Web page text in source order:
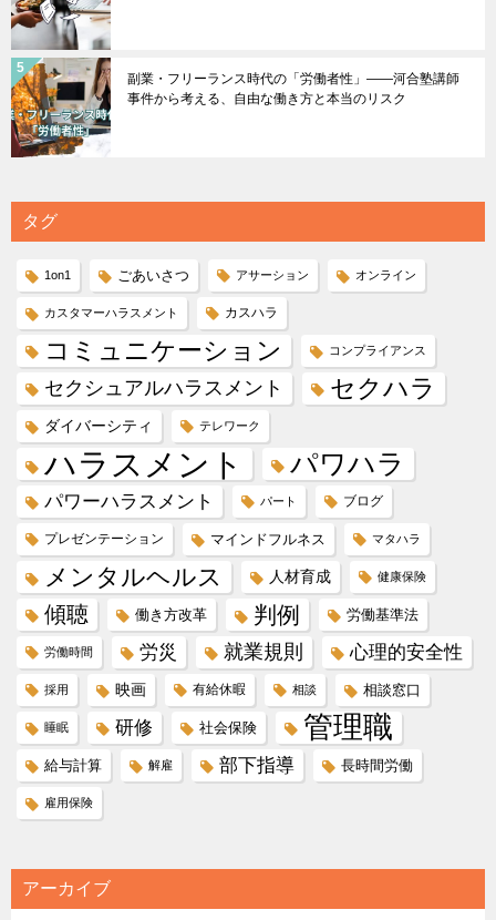
副業・フリーランス時代の「労働者性」――河合塾講師
事件から考える、自由な働き方と本当のリスク
タグ
1on1 ごあいさつ アサーション オンライン
カスタマーハラスメント カスハラ
コミュニケーション コンプライアンス
セクシュアルハラスメント セクハラ
ダイバーシティ テレワーク
ハラスメント パワハラ
パワーハラスメント パート ブログ
プレゼンテーション マインドフルネス マタハラ
メンタルヘルス 人材育成 健康保険
傾聴 働き方改革 判例 労働基準法
労働時間 労災 就業規則 心理的安全性
採用 映画 有給休暇 相談 相談窓口
睡眠 研修 社会保険 管理職
給与計算 解雇 部下指導 長時間労働
雇用保険
アーカイブ